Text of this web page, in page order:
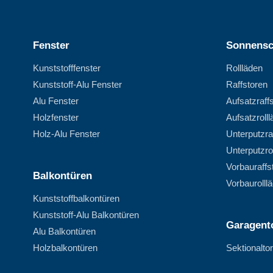
Fenster
Kunststofffenster
Kunststoff-Alu Fenster
Alu Fenster
Holzfenster
Holz-Alu Fenster
Balkontüren
Kunststoffbalkontüren
Kunststoff-Alu Balkontüren
Alu Balkontüren
Holzbalkontüren
Rollläden
Raffstoren